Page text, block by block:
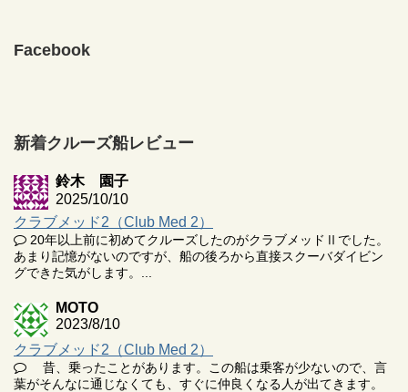
Facebook
新着クルーズ船レビュー
鈴木 園子
2025/10/10
クラブメッド2（Club Med 2）
20年以上前に初めてクルーズしたのがクラブメッドⅡでした。
あまり記憶がないのですが、船の後ろから直接スクーバダイビン
グできた気がします。...
MOTO
2023/8/10
クラブメッド2（Club Med 2）
昔、乗ったことがあります。この船は乗客が少ないので、言
葉がそんなに通じなくても、すぐに仲良くなる人が出てきます。